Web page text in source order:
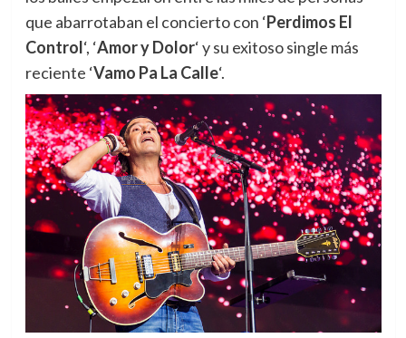
que abarrotaban el concierto con ‘Perdimos El
Control‘, ‘Amor y Dolor‘ y su exitoso single más
reciente ‘Vamo Pa La Calle‘.